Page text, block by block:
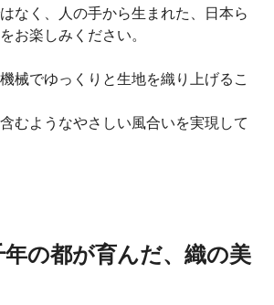
なく、人の手から生まれた、日本ら
お楽しみください。
械でゆっくりと生地を織り上げるこ
むようなやさしい風合いを実現して
の都が育んだ、織の美